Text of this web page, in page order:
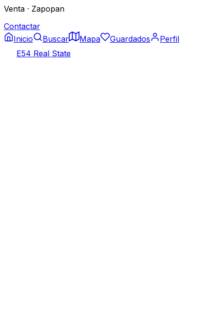
Venta · Zapopan
Contactar
Inicio
Buscar Mapa Guardados
Perfil
E54 Real State